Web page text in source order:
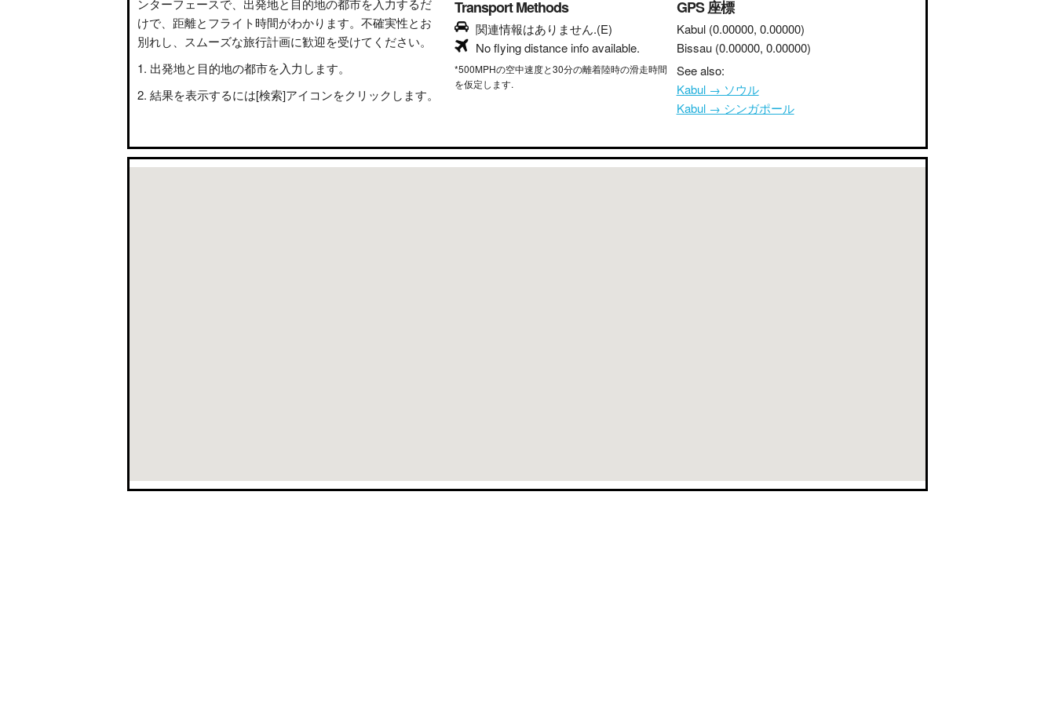
ンターフェースで、出発地と目的地の都市を入力するだ
けで、距離とフライト時間がわかります。不確実性とお
別れし、スムーズな旅行計画に歓迎を受けてください。
出発地と目的地の都市を入力します。
結果を表示するには[検索]アイコンをクリックします。
Transport Methods
関連情報はありません.(E)
No flying distance info available.
*500MPHの空中速度と30分の離着陸時の滑走時間
を仮定します.
GPS 座標
Kabul (0.00000, 0.00000)
Bissau (0.00000, 0.00000)
See also:
Kabul → ソウル
Kabul → シンガポール